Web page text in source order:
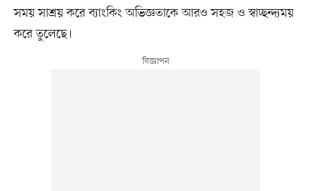
সময় সাশ্রয় করে ব্যাংকিং অভিজ্ঞতাকে আরও সহজ ও স্বাচ্ছন্দ্যময়
করে তুলেছে।